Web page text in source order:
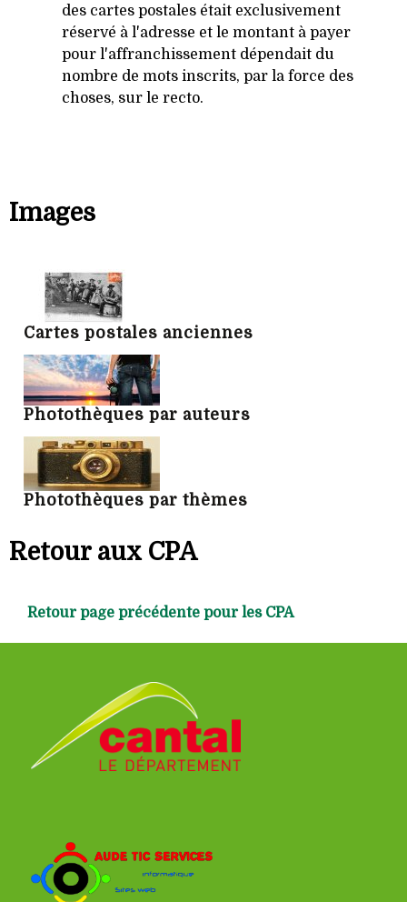
des cartes postales était exclusivement
réservé à l'adresse et le montant à payer
pour l'affranchissement dépendait du
nombre de mots inscrits, par la force des
choses, sur le recto.
Images
Cartes postales anciennes
Photothèques par auteurs
Photothèques par thèmes
Retour aux CPA
Retour page précédente pour les CPA